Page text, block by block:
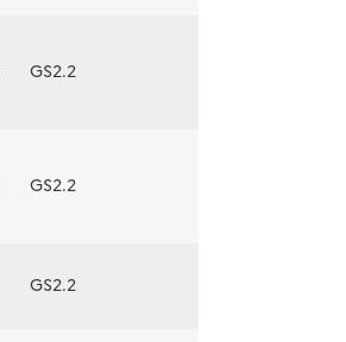
GS2.2
GS2.2
GS2.2